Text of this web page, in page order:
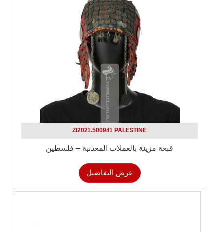
ZI2021.500941 PALESTINE
قبعة مزينة بالعملات المعدنية – فلسطين
عرض التفاصيل